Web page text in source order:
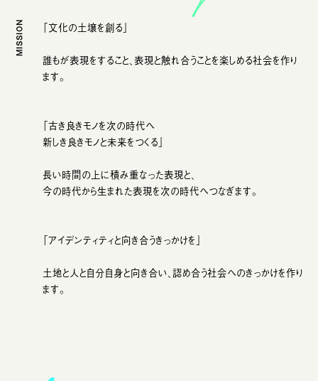
MISSION 「文化の土壌を創る」
誰もが表現をすること、表現と触れ合うことを楽しめる社会を作り
ます。
「古き良きモノを次の時代へ
新しき良きモノと未来をつくる」
長い時間の上に積み重なった表現と、
今の時代から生まれた表現を次の時代へつなぎます。
「アイデンティティと向き合うきっかけを」
土地と人と自分自身と向き合い、認め合う社会へのきっかけを作り
ます。